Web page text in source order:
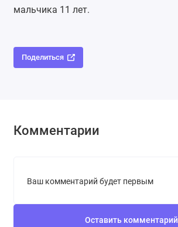
мальчика 11 лет.
Поделиться
Комментарии
Ваш комментарий будет первым
Оставить комментарий